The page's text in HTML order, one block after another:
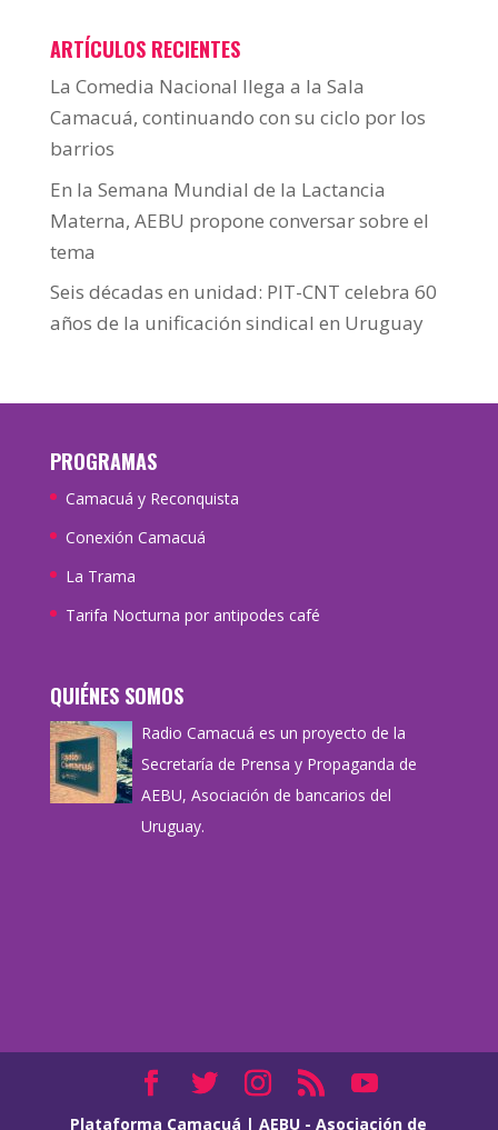
ARTÍCULOS RECIENTES
La Comedia Nacional llega a la Sala
Camacuá, continuando con su ciclo por los
barrios
En la Semana Mundial de la Lactancia
Materna, AEBU propone conversar sobre el
tema
Seis décadas en unidad: PIT-CNT celebra 60
años de la unificación sindical en Uruguay
PROGRAMAS
Camacuá y Reconquista
Conexión Camacuá
La Trama
Tarifa Nocturna por antipodes café
QUIÉNES SOMOS
Radio Camacuá es un proyecto de la
Secretaría de Prensa y Propaganda de
AEBU, Asociación de bancarios del
Uruguay.
Plataforma Camacuá |AEBU - Asociación de